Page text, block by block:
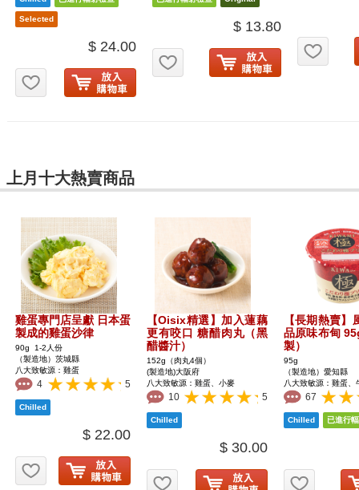
$ 24.00
お気に入り追加
$ 13.80
お気に入り追加
お気
上月十大熱賣商品
雞蛋專門店呈獻 日本蛋
製成的雞蛋沙律
90g 1-2人份
（製造地）茨城縣
八大致敏源：雞蛋
4 5
$ 22.00
お気に入り追加
【Oisix精選】加入蓮藕
更有咬口 糖醋肉丸（黑
醋醬汁）
152g（肉丸4個）
(製造地)大阪府
八大致敏源：雞蛋、小麥
10 5
$ 30.00
お気に入り追加
【長期熱賣】
品原味布甸
製）
95g
（製造地）愛知縣
八大致敏源：雞蛋、
67
お気に